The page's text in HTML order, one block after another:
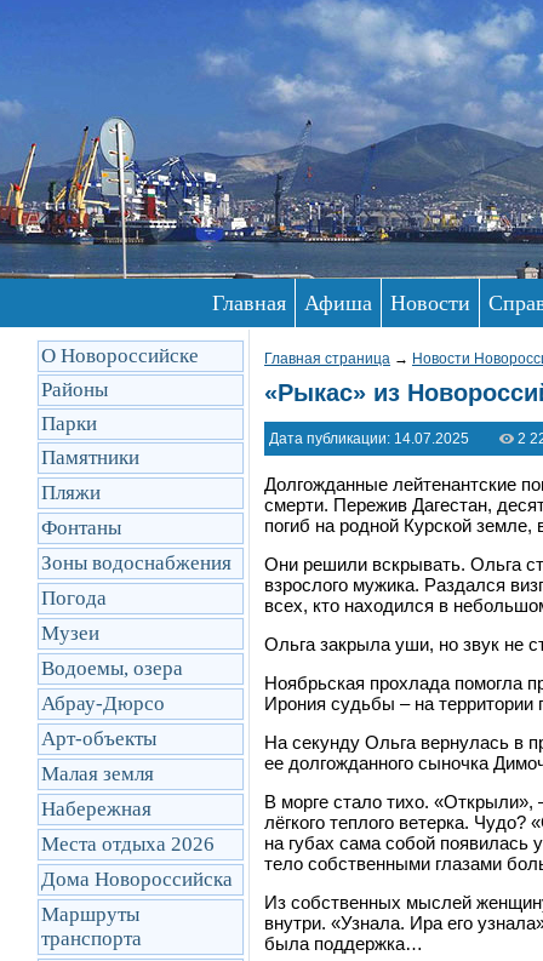
Главная Афиша Новости
О Новороссийске
Районы
Парки
Памятники
Пляжи
Фонтаны
Зоны водоснабжения
Погода
Музеи
Водоемы, озера
Абрау-Дюрсо
Арт-объекты
Малая земля
Набережная
Места отдыха 2026
Дома Новороссийска
Маршруты
транcпорта
Главная страница → Новости
«Рыкас» из
Дата публикации: 14.07.2025 2
Долгожданные лейтенантские
смерти. Пережив Дагестан,
погиб на родной Курской земле,
Они решили вскрывать. Ольга
взрослого мужика. Раздался
всех, кто находился в
Ольга закрыла уши, но звук не
Ноябрьская прохлада помогла
Ирония судьбы – на территории
На секунду Ольга вернулась в
ее долгожданного сыночка
В морге стало тихо. «Открыли»,
лёгкого теплого ветерка.
на губах сама собой
тело собственными глазами
Из собственных мыслей
внутри. «Узнала. Ира его
была поддержка…